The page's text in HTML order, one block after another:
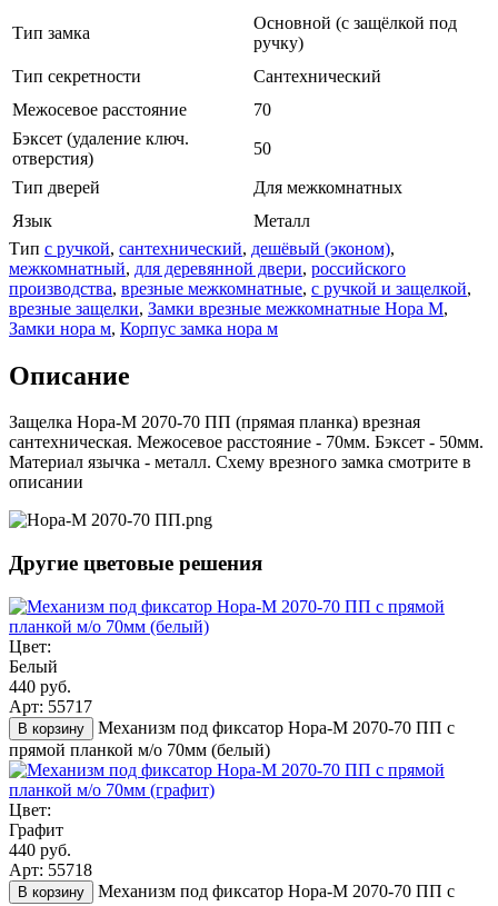
Тип замка
Основной (с защёлкой под
ручку)
Тип секретности
Сантехнический
Межосевое расстояние
70
Бэксет (удаление ключ.
отверстия)
50
Тип дверей
Для межкомнатных
Язык
Металл
Тип с ручкой, сантехнический, дешёвый (эконом),
межкомнатный, для деревянной двери, российского
производства, врезные межкомнатные, с ручкой и защелкой,
врезные защелки, Замки врезные межкомнатные Нора М,
Замки нора м, Корпус замка нора м
Описание
Защелка Нора-М 2070-70 ПП (прямая планка) врезная
сантехническая. Межосевое расстояние - 70мм. Бэксет - 50мм.
Материал язычка - металл. Схему врезного замка смотрите в
описании
Другие цветовые решения
Цвет:
Белый
440 руб.
Арт: 55717
В корзину
Механизм под фиксатор Нора-М 2070-70 ПП с
прямой планкой м/о 70мм (белый)
Цвет:
Графит
440 руб.
Арт: 55718
В корзину
Механизм под фиксатор Нора-М 2070-70 ПП с